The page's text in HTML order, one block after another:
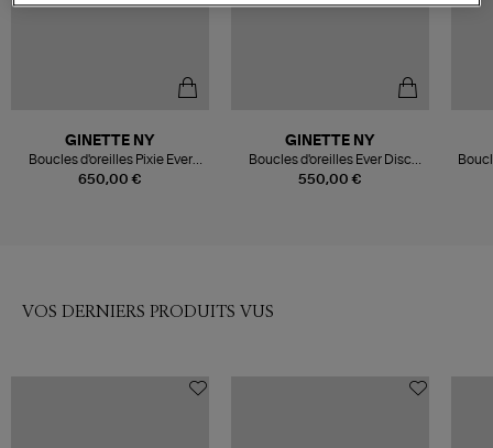
650,00 €
GINETTE NY
Boucles d'oreilles Pixie Ever
Disc Nacre Noir Or Rose
550,00 €
GINETTE NY
Boucles d'oreilles Ever Disc
Nacre Noire Or Blanc
VOS DERNIERS PRODUITS VUS